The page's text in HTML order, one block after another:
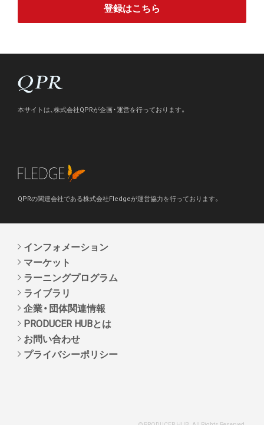
登録はこちら
本サイトは、株式会社QPRが企画・運営を行っております。
QPRの関連会社である株式会社Fledgeが運営協力を行っております。
インフォメーション
マーケット
ラーニングプログラム
ライブラリ
企業・団体関連情報
PRODUCER HUBとは
お問い合わせ
プライバシーポリシー